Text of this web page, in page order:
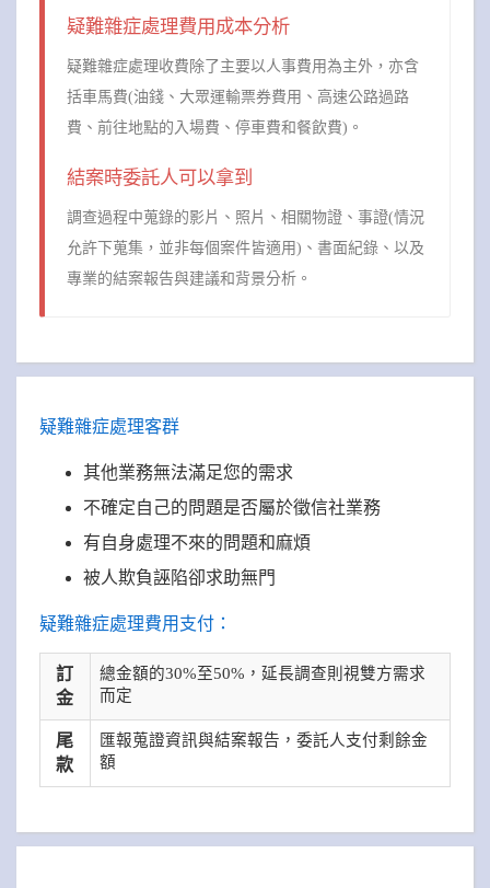
疑難雜症處理費用成本分析
疑難雜症處理收費除了主要以人事費用為主外，亦含
括車馬費(油錢、大眾運輸票券費用、高速公路過路
費、前往地點的入場費、停車費和餐飲費)。
結案時委託人可以拿到
調查過程中蒐錄的影片、照片、相關物證、事證(情況
允許下蒐集，並非每個案件皆適用)、書面紀錄、以及
專業的結案報告與建議和背景分析。
疑難雜症處理客群
其他業務無法滿足您的需求
不確定自己的問題是否屬於徵信社業務
有自身處理不來的問題和麻煩
被人欺負誣陷卻求助無門
疑難雜症處理費用支付：
訂
金
總金額的30%至50%，延長調查則視雙方需求
而定
尾
款
匯報蒐證資訊與結案報告，委託人支付剩餘金
額